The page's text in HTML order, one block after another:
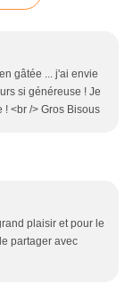
gâtée ... j'ai envie
si généreuse ! Je
<br /> Gros Bisous
plaisir et pour le
partager avec